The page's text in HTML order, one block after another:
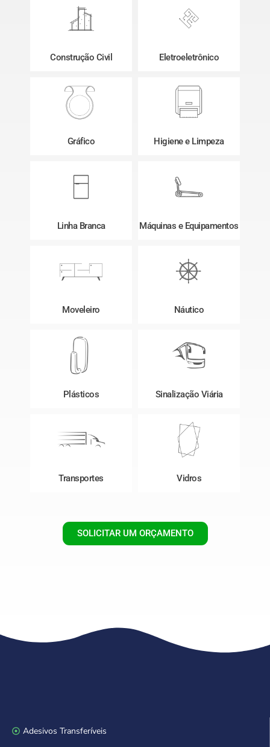
Construção Civil Eletroeletrônico
Gráfico Higiene e Limpeza
Linha Branca Máquinas e Equipamentos
Moveleiro Náutico
Plásticos Sinalização Viária
Transportes Vidros
SOLICITAR UM ORÇAMENTO
Adesivos Transferíveis